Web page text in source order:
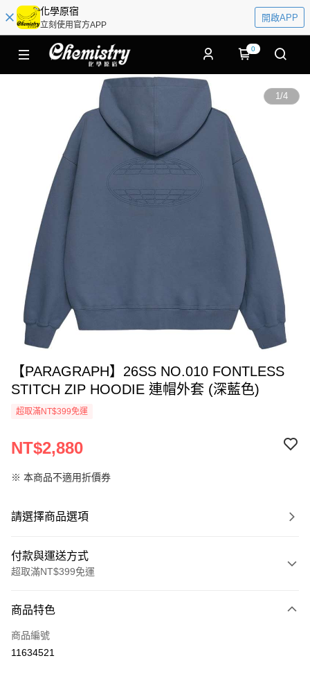
化學原宿
立刻使用官方APP
開啟APP
0
1/4
【PARAGRAPH】26SS NO.010 FONTLESS
STITCH ZIP HOODIE 連帽外套 (深藍色)
超取滿NT$399免運
NT$2,880
※ 本商品不適用折價券
請選擇商品選項
付款與運送方式
超取滿NT$399免運
信用卡一次付款
超商取貨付款
商品特色
商品編號
11634521